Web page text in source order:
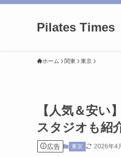
Pilates Times
ホーム 関東 東京
【人気＆安
スタジオも紹
広告 東京 2026年4